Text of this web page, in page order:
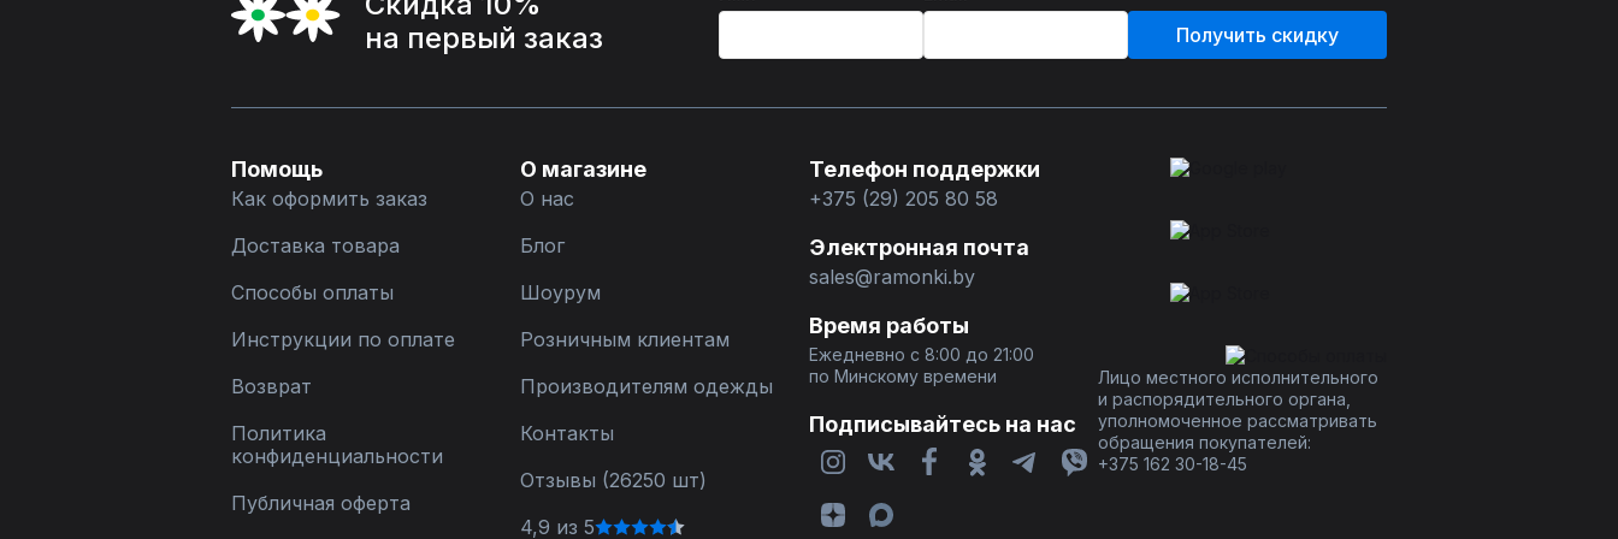
на первый заказ
Получить скидку
Помощь
Как оформить заказ
Доставка товара
Способы оплаты
Инструкции по оплате
Возврат
Политика
конфиденциальности
Публичная оферта
О магазине
О нас
Блог
Шоурум
Розничным клиентам
Производителям одежды
Контакты
Отзывы (26250 шт)
4,9 из 5
Телефон поддержки
+375 (29) 205 80 58
Электронная почта
sales@ramonki.by
Время работы
Ежедневно с 8:00 до 21:00
по Минскому времени
Подписывайтесь на нас
Лицо местного исполнительного
и распорядительного органа,
уполномоченное рассматривать
обращения покупателей:
+375 162 30-18-45